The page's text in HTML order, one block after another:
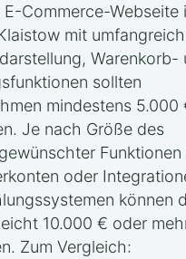
E-Commerce-Webseite
mit
Warenkorb-
sollten
mindestens 5.000
Je nach Größe des
Funktionen
oder
können
10.000 € oder
Zum Vergleich: